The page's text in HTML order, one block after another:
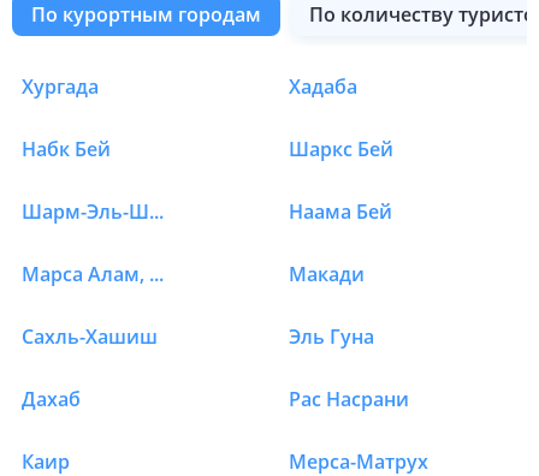
по курортным городам по количеству
Отели в Египте в
Хургада Хадаба
Набк Бей Шаркс Бей
Шарм-Эль-Шейх Наама Бей
Марса Алам, Эль Кусейр Макади
Сахль-Хашиш Эль Гуна
Дахаб Рас Насрани
Каир Мерса-Матрух